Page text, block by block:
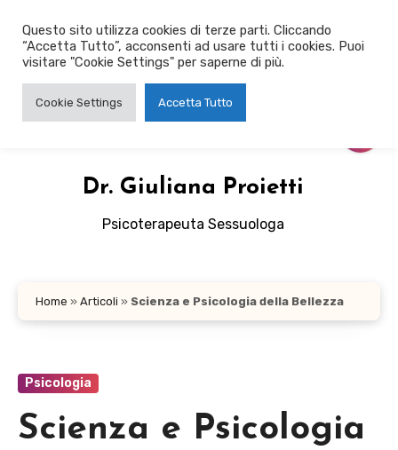
contenuto
Dr. Giuliana Proietti
Psicoterapeuta Sessuologa
Home » Articoli » Scienza e Psicologia della Bellezza
Psicologia
Scienza e Psicologia
Questo sito utilizza cookies di terze parti. Cliccando
“Accetta Tutto”, acconsenti ad usare tutti i cookies. Puoi
visitare "Cookie Settings" per saperne di più.
Cookie Settings Accetta Tutto